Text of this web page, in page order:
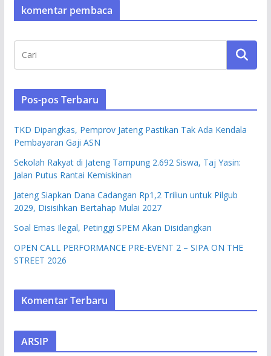
komentar pembaca
Pos-pos Terbaru
TKD Dipangkas, Pemprov Jateng Pastikan Tak Ada Kendala
Pembayaran Gaji ASN
Sekolah Rakyat di Jateng Tampung 2.692 Siswa, Taj Yasin:
Jalan Putus Rantai Kemiskinan
Jateng Siapkan Dana Cadangan Rp1,2 Triliun untuk Pilgub
2029, Disisihkan Bertahap Mulai 2027
Soal Emas Ilegal, Petinggi SPEM Akan Disidangkan
OPEN CALL PERFORMANCE PRE-EVENT 2 – SIPA ON THE
STREET 2026
Komentar Terbaru
ARSIP